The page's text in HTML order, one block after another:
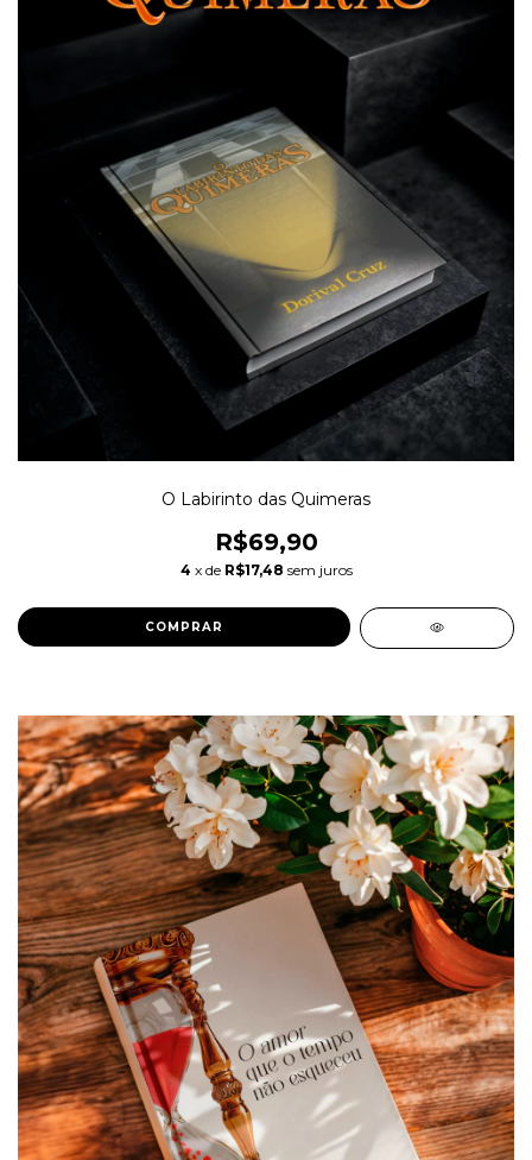
O Labirinto das Quimeras
R$69,90
4 x de R$17,48 sem juros